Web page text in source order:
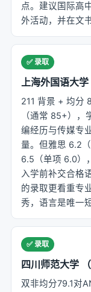
点。建议国际高
外活动，并在文
✅ 录取
上海外国语大学
211 背景 + 均分
（通常 85+）
编经历与传媒专
量。但雅思 6.2
6.5（单项 6.0）
入学前补交合格
的录取更看重专
秀，语言是唯一
✅ 录取
四川师范大学 （
双非均分79.1对